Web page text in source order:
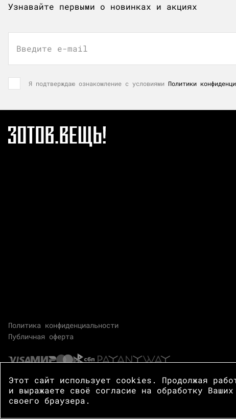
Узнавайте первыми о новинках и акциях
Введите e-mail
Я подтверждаю ознакомление с условиями Политики
Политика конфиденциальности
Публичная оферта
© 2026 Центр Зотов · Все права защищены
Этот сайт использует cookies. Продолжая
и выражаете своё согласие на обработку
своего браузера.